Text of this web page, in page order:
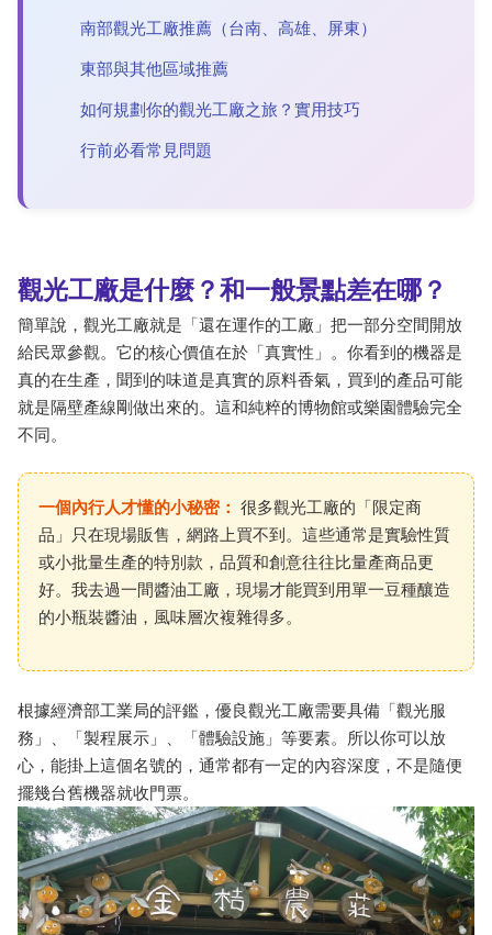
南部觀光工廠推薦（台南、高雄、屏東）
東部與其他區域推薦
如何規劃你的觀光工廠之旅？實用技巧
行前必看常見問題
觀光工廠是什麼？和一般景點差在哪？
簡單說，觀光工廠就是「還在運作的工廠」把一部分空間開放
給民眾參觀。它的核心價值在於「真實性」。你看到的機器是
真的在生產，聞到的味道是真實的原料香氣，買到的產品可能
就是隔壁產線剛做出來的。這和純粹的博物館或樂園體驗完全
不同。
一個內行人才懂的小秘密： 很多觀光工廠的「限定商
品」只在現場販售，網路上買不到。這些通常是實驗性質
或小批量生產的特別款，品質和創意往往比量產商品更
好。我去過一間醬油工廠，現場才能買到用單一豆種釀造
的小瓶裝醬油，風味層次複雜得多。
根據經濟部工業局的評鑑，優良觀光工廠需要具備「觀光服
務」、「製程展示」、「體驗設施」等要素。所以你可以放
心，能掛上這個名號的，通常都有一定的內容深度，不是隨便
擺幾台舊機器就收門票。